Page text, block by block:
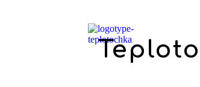
Te